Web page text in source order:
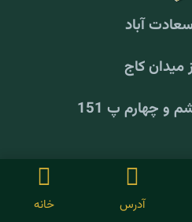
آباد
میدان کاج
و چهارم پ 151
آدرس خانه